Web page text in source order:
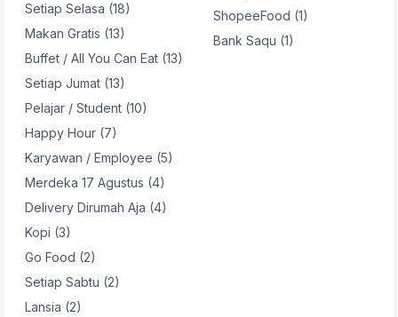
Setiap Selasa (18)
Makan Gratis (13)
Buffet / All You Can Eat (13)
Setiap Jumat (13)
Pelajar / Student (10)
Happy Hour (7)
Karyawan / Employee (5)
Merdeka 17 Agustus (4)
Delivery Dirumah Aja (4)
Kopi (3)
Go Food (2)
Setiap Sabtu (2)
Lansia (2)
ShopeeFood (1)
Bank Saqu (1)